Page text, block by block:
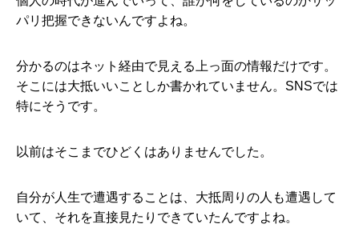
パリ把握できないんですよね。
分かるのはネット経由で見える上っ面の情報だけです。
そこには大抵いいことしか書かれていません。SNSでは
特にそうです。
以前はそこまでひどくはありませんでした。
自分が人生で遭遇することは、大抵周りの人も遭遇して
いて、それを直接見たりできていたんですよね。